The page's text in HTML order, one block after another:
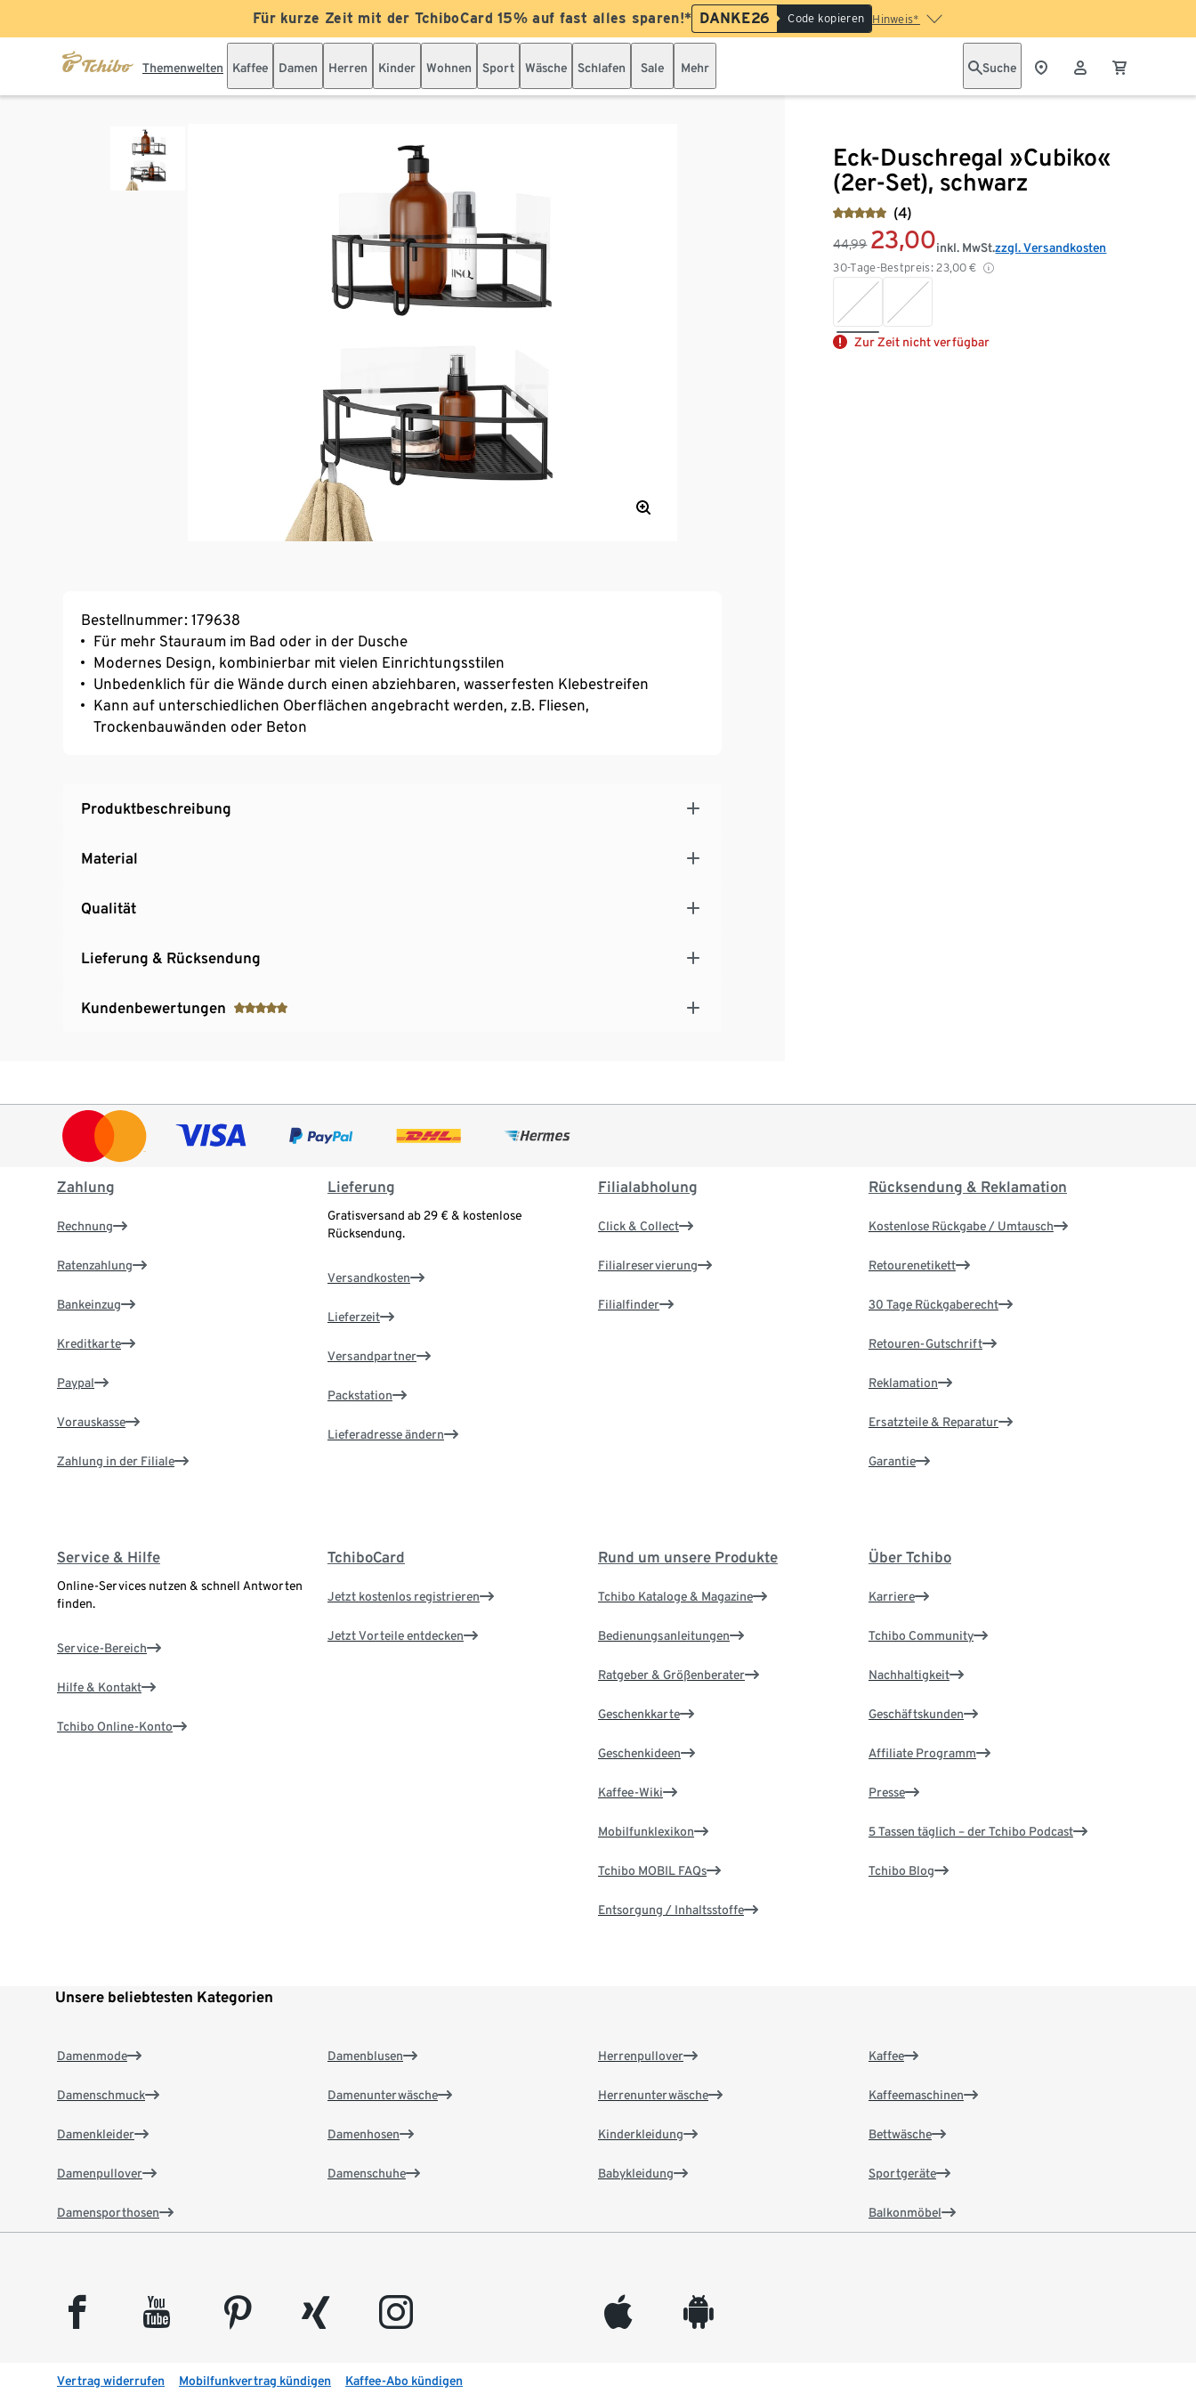
Für kurze Zeit mit der TchiboCard 15% auf fast alles sparen!* DANKE26 Code kopieren Hinweis*
Themenwelten Kaffee Damen Herren Kinder Wohnen Sport Wäsche Schlafen Sale Mehr Suche
Eck-Duschregal »Cubiko«
(2er-Set), schwarz
(4)
44,99 23,00
30-Tage-Bestpreis: 23,00 €
inkl. MwSt.zzgl. Versandkosten
Zur Zeit nicht verfügbar
Bestellnummer: 179638
Für mehr Stauraum im Bad oder in der Dusche
Modernes Design, kombinierbar mit vielen Einrichtungsstilen
Unbedenklich für die Wände durch einen abziehbaren, wasserfesten Klebestreifen
Kann auf unterschiedlichen Oberflächen angebracht werden, z.B. Fliesen,
Trockenbauwänden oder Beton
Produktbeschreibung
Material
Qualität
Lieferung & Rücksendung
Kundenbewertungen
Zahlung
Rechnung
Ratenzahlung
Bankeinzug
Kreditkarte
Paypal
Vorauskasse
Zahlung in der Filiale
Lieferung
Gratisversand ab 29 € & kostenlose
Rücksendung.
Versandkosten
Lieferzeit
Versandpartner
Packstation
Lieferadresse ändern
Filialabholung
Click & Collect
Filialreservierung
Filialfinder
Rücksendung & Reklamation
Kostenlose Rückgabe / Umtausch
Retourenetikett
30 Tage Rückgaberecht
Retouren-Gutschrift
Reklamation
Ersatzteile & Reparatur
Garantie
Service & Hilfe
Online-Services nutzen & schnell Antworten
finden.
Service-Bereich
Hilfe & Kontakt
Tchibo Online-Konto
TchiboCard
Jetzt kostenlos registrieren
Jetzt Vorteile entdecken
Rund um unsere Produkte
Tchibo Kataloge & Magazine
Bedienungsanleitungen
Ratgeber & Größenberater
Geschenkkarte
Geschenkideen
Kaffee-Wiki
Mobilfunklexikon
Tchibo MOBIL FAQs
Entsorgung / Inhaltsstoffe
Über Tchibo
Karriere
Tchibo Community
Nachhaltigkeit
Geschäftskunden
Affiliate Programm
Presse
5 Tassen täglich – der Tchibo Podcast
Tchibo Blog
Unsere beliebtesten Kategorien
Damenmode
Damenschmuck
Damenkleider
Damenpullover
Damensporthosen
Damenblusen
Damenunterwäsche
Damenhosen
Damenschuhe
Herrenpullover
Herrenunterwäsche
Kinderkleidung
Babykleidung
Kaffee
Kaffeemaschinen
Bettwäsche
Sportgeräte
Balkonmöbel
facebook youtube pinterest xing instagram appleinc android
Vertrag widerrufen Mobilfunkvertrag kündigen Kaffee-Abo kündigen